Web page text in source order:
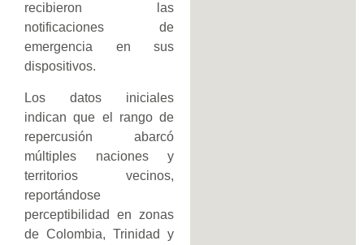
recibieron las
notificaciones de
emergencia en sus
dispositivos.
Los datos iniciales
indican que el rango de
repercusión abarcó
múltiples naciones y
territorios vecinos,
reportándose
perceptibilidad en zonas
de Colombia, Trinidad y